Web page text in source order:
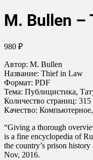
M. Bullen –
980 ₽
Автор: M. Bullen
Название: Thief in Law
Формат: PDF
Тема: Публицистика,
Количество страниц: 315
Качество: Компьютерное,
“Giving a thorough
is a fine encyclopedia of
the country’s prison
Nov, 2016.